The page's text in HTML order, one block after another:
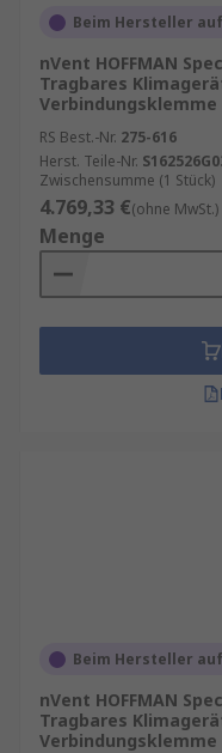
Beim Hersteller
nVent HOFFMAN
Tragbares
Verbindungsklemme
RS Best.-Nr. 275-616
Herst. Teile-Nr.
Zwischensumme (1 Stück)
4.769,33 €(ohne MwSt.)
Menge
Beim Hersteller
nVent HOFFMAN
Tragbares
Verbindungsklemme